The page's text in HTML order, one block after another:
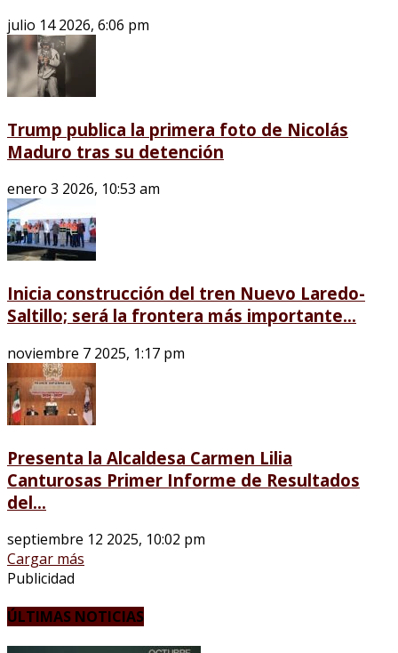
julio 14 2026, 6:06 pm
Trump publica la primera foto de Nicolás
Maduro tras su detención
enero 3 2026, 10:53 am
Inicia construcción del tren Nuevo Laredo-
Saltillo; será la frontera más importante...
noviembre 7 2025, 1:17 pm
Presenta la Alcaldesa Carmen Lilia
Canturosas Primer Informe de Resultados
del...
septiembre 12 2025, 10:02 pm
Cargar más
Publicidad
ÚLTIMAS NOTICIAS